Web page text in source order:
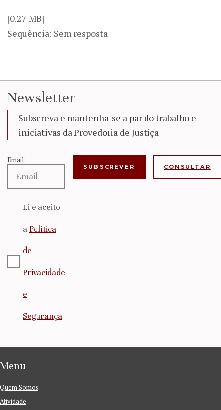
[0.27 MB]
Sequência: Sem resposta
Newsletter
Subscreva e mantenha-se a par do trabalho e
iniciativas da Provedoria de Justiça
Email:
Li e aceito
a Política
de
Privacidade
e
Segurança
CONSULTAR
Menu
Quem Somos
Atividade